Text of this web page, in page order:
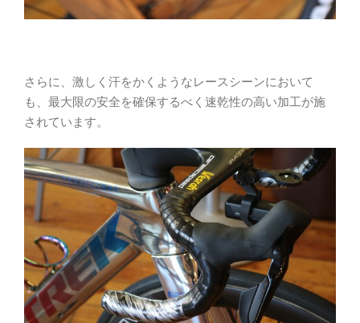
さらに、激しく汗をかくようなレースシーンにおいて
も、最大限の安全を確保するべく速乾性の高い加工が施
されています。